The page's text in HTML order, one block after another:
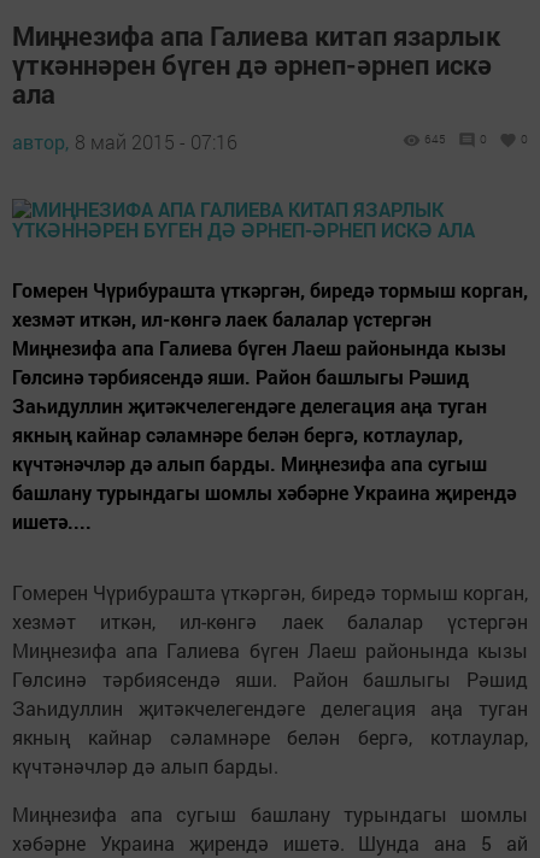
Миңнезифа апа Галиева китап язарлык
үткәннәрен бүген дә әрнеп-әрнеп искә
ала
автор, 8 май 2015 - 07:16 645 0 0
Гомерен Чүрибурашта үткәргән, биредә тормыш корган,
хезмәт иткән, ил-көнгә лаек балалар үстергән
Миңнезифа апа Галиева бүген Лаеш районында кызы
Гөлсинә тәрбиясендә яши. Район башлыгы Рәшид
Заһидуллин җитәкчелегендәге делегация аңа туган
якның кайнар сәламнәре белән бергә, котлаулар,
күчтәнәчләр дә алып барды. Миңнезифа апа сугыш
башлану турындагы шомлы хәбәрне Украина җирендә
ишетә....
Гомерен Чүрибурашта үткәргән, биредә тормыш корган,
хезмәт иткән, ил-көнгә лаек балалар үстергән
Миңнезифа апа Галиева бүген Лаеш районында кызы
Гөлсинә тәрбиясендә яши. Район башлыгы Рәшид
Заһидуллин җитәкчелегендәге делегация аңа туган
якның кайнар сәламнәре белән бергә, котлаулар,
күчтәнәчләр дә алып барды.
Миңнезифа апа сугыш башлану турындагы шомлы
хәбәрне Украина җирендә ишетә. Шунда ана 5 ай